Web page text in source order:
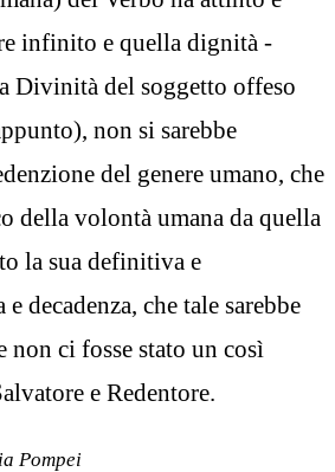
infinito e quella dignità -
Divinità del soggetto offeso
non si sarebbe
del genere umano, che
della volontà umana da quella
la sua definitiva e
decadenza, che tale sarebbe
non ci fosse stato un così
e Redentore.
Pompei